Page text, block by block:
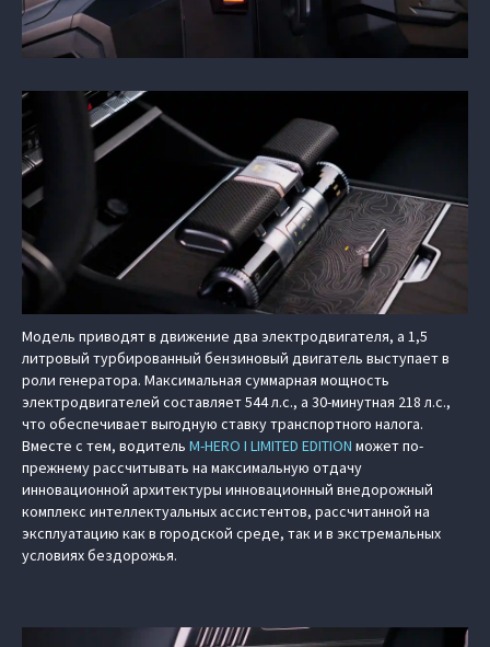
Модель приводят в движение два электродвигателя, а 1,5
литровый турбированный бензиновый двигатель выступает в
роли генератора. Максимальная суммарная мощность
электродвигателей составляет 544 л.с., а 30-минутная 218 л.с.,
что обеспечивает выгодную ставку транспортного налога.
Вместе с тем, водитель M‑HERO I LIMITED EDITION может по-
прежнему рассчитывать на максимальную отдачу
инновационной архитектуры инновационный внедорожный
комплекс интеллектуальных ассистентов, рассчитанной на
эксплуатацию как в городской среде, так и в экстремальных
условиях бездорожья.